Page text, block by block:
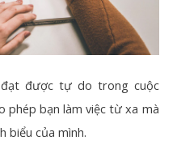
được tự do trong cuộc
phép bạn làm việc từ xa mà
biểu của mình.